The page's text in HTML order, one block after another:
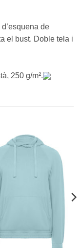
de
el bust. Doble tela i
250 g/m².